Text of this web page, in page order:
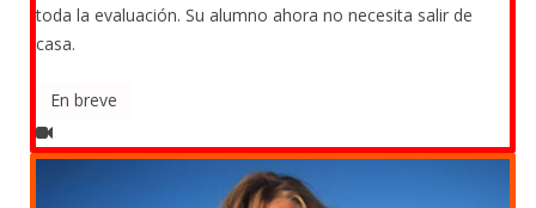
toda la evaluación. Su alumno ahora no necesita salir de
casa.
En breve